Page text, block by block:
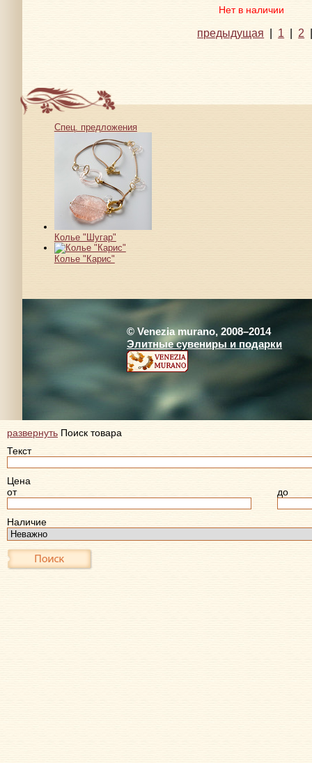
Нет в наличии
предыдущая | 1 | 2
Спец. предложения
Колье "Шугар"
Колье "Карис"
© Venezia murano, 2008–2014
Элитные сувениры и подарки
развернуть Поиск товара
Текст
Цена
от
до
Наличие